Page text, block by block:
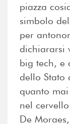
piazza
simbolo
per
dichiararsi
big tech, e
dello Stato
quanto
nel
De